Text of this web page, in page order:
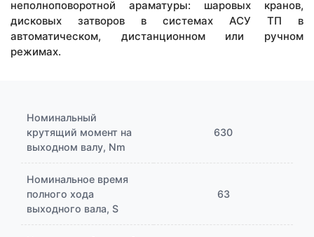
неполноповоротной араматуры: шаровых кранов,
дисковых затворов в системах АСУ ТП в
автоматическом, дистанционном или ручном
режимах.
Номинальный
крутящий момент на
выходном валу, Nm
630
Номинальное время
полного хода
выходного вала, S
63